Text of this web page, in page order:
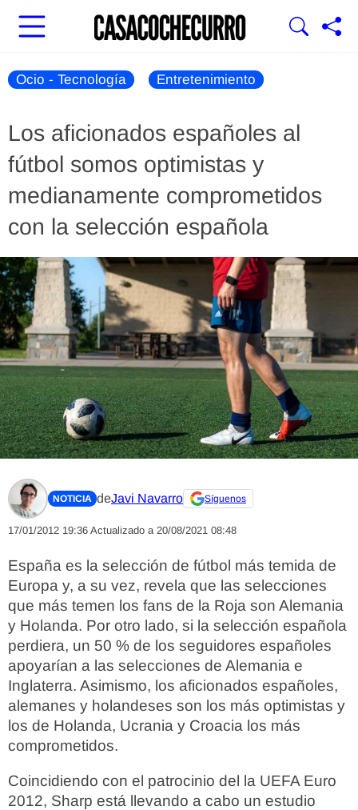
Ocio - Tecnología Entretenimiento
Los aficionados españoles al
fútbol somos optimistas y
medianamente comprometidos
con la selección española
NOTICIA deJavi Navarro Síguenos
17/01/2012 19:36 Actualizado a 20/08/2021 08:48
España es la selección de fútbol más temida de
Europa y, a su vez, revela que las selecciones
que más temen los fans de la Roja son Alemania
y Holanda. Por otro lado, si la selección española
perdiera, un 50 % de los seguidores españoles
apoyarían a las selecciones de Alemania e
Inglaterra. Asimismo, los aficionados españoles,
alemanes y holandeses son los más optimistas y
los de Holanda, Ucrania y Croacia los más
comprometidos.
Coincidiendo con el patrocinio del la UEFA Euro
2012, Sharp está llevando a cabo un estudio